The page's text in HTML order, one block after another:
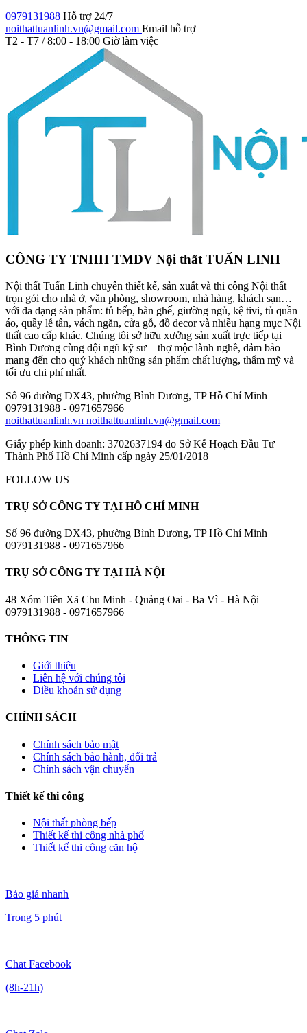
0979131988 Hỗ trợ 24/7
noithattuanlinh.vn@gmail.com Email hỗ trợ
T2 - T7 / 8:00 - 18:00 Giờ làm việc
CÔNG TY TNHH TMDV Nội thất TUẤN LINH
Nội thất Tuấn Linh chuyên thiết kế, sản xuất và thi công Nội thất
trọn gói cho nhà ở, văn phòng, showroom, nhà hàng, khách sạn…
với đa dạng sản phẩm: tủ bếp, bàn ghế, giường ngủ, kệ tivi, tủ quần
áo, quầy lễ tân, vách ngăn, cửa gỗ, đồ decor và nhiều hạng mục Nội
thất cao cấp khác. Chúng tôi sở hữu xưởng sản xuất trực tiếp tại
Bình Dương cùng đội ngũ kỹ sư – thợ mộc lành nghề, đảm bảo
mang đến cho quý khách những sản phẩm chất lượng, thẩm mỹ và
tối ưu chi phí nhất.
Số 96 đường DX43, phường Bình Dương, TP Hồ Chí Minh
0979131988 - 0971657966
noithattuanlinh.vn noithattuanlinh.vn@gmail.com
Giấy phép kinh doanh: 3702637194 do Sở Kế Hoạch Đầu Tư
Thành Phố Hồ Chí Minh cấp ngày 25/01/2018
FOLLOW US
TRỤ SỞ CÔNG TY TẠI HỒ CHÍ MINH
Số 96 đường DX43, phường Bình Dương, TP Hồ Chí Minh
0979131988 - 0971657966
TRỤ SỞ CÔNG TY TẠI HÀ NỘI
48 Xóm Tiên Xã Chu Minh - Quảng Oai - Ba Vì - Hà Nội
0979131988 - 0971657966
THÔNG TIN
Giới thiệu
Liên hệ với chúng tôi
Điều khoản sử dụng
CHÍNH SÁCH
Chính sách bảo mật
Chính sách bảo hành, đổi trả
Chính sách vận chuyển
Thiết kế thi công
Nội thất phòng bếp
Thiết kế thi công nhà phố
Thiết kế thi công căn hộ
Báo giá nhanh
Trong 5 phút
Chat Facebook
(8h-21h)